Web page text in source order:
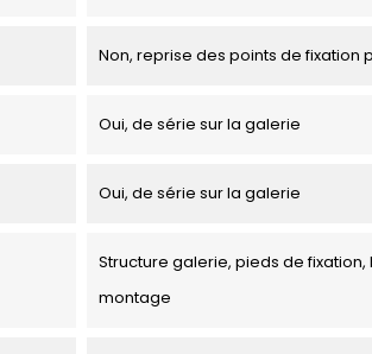
Non, reprise des points de fixation
Oui, de série sur la galerie
Oui, de série sur la galerie
Structure galerie, pieds de
montage